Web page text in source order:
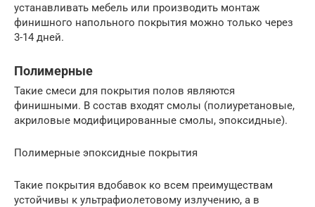
устанавливать мебель или производить монтаж
финишного напольного покрытия можно только через
3-14 дней.
Полимерные
Такие смеси для покрытия полов являются
финишными. В состав входят смолы (полиуретановые,
акриловые модифицированные смолы, эпоксидные).
Полимерные эпоксидные покрытия
Такие покрытия вдобавок ко всем преимуществам
устойчивы к ультрафиолетовому излучению, а в